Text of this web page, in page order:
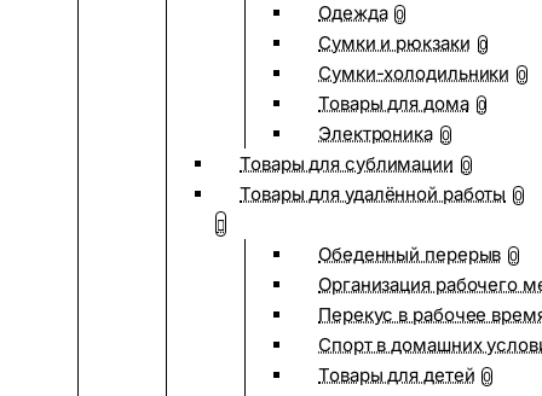
Одежда 0
Сумки и рюкзаки 0
Сумки-холодильники 0
Товары для дома 0
Электроника 0
Товары для сублимации 0
Товары для удалённой работы 0
Обеденный перерыв 0
Организация рабочего
Перекус в рабочее
Спорт в домашних
Товары для детей 0